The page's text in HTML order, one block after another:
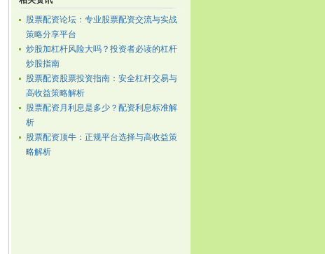
股票配资论坛：专业股票配资交流与实战
策略分享平台
炒股加杠杆风险大吗？投资者必读的杠杆
炒股指南
股票配资股票投资指南：安全杠杆交易与
高收益策略解析
股票配资月利息是多少？配资利息标准解
析
股票配资顶牛：正规平台选择与高收益策
略解析